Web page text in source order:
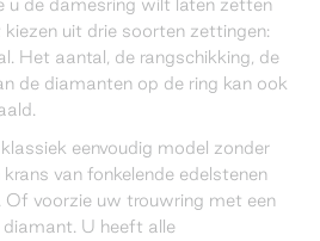
u de damesring wilt laten zetten
uit drie soorten zettingen:
Het aantal, de rangschikking, de
de diamanten op de ring kan ook
eenvoudig model zonder
van fonkelende edelstenen
Of voorzie uw trouwring met een
diamant. U heeft alle